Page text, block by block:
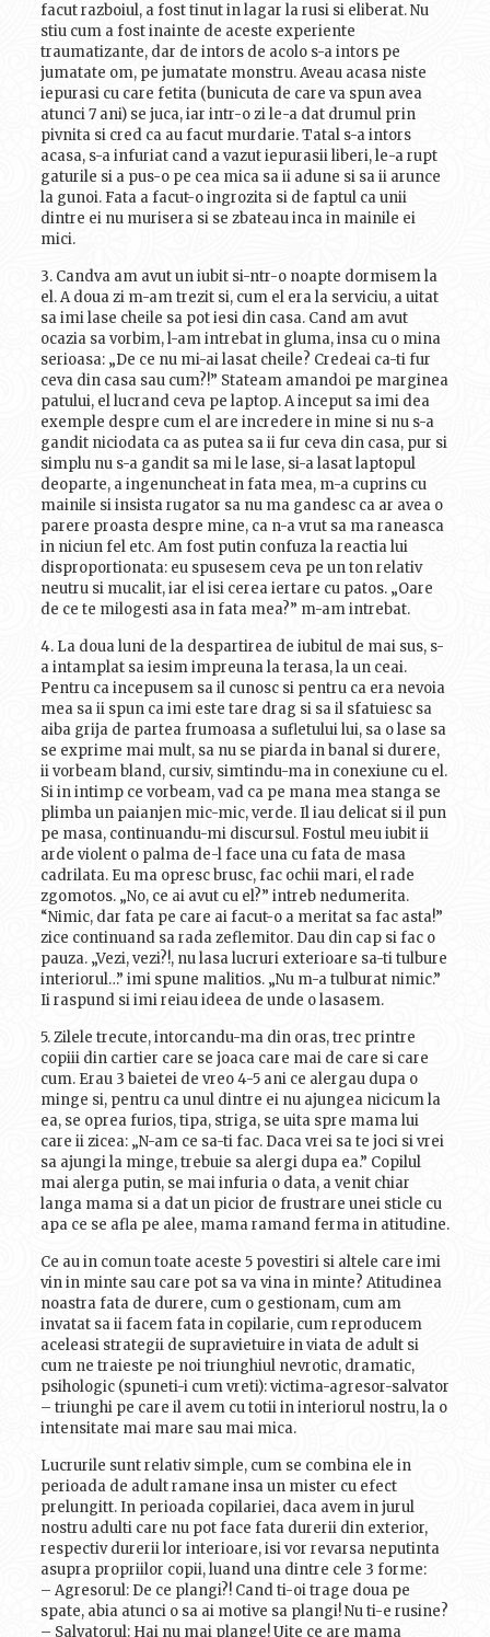
facut razboiul, a fost tinut in lagar la rusi si eliberat. Nu
stiu cum a fost inainte de aceste experiente
traumatizante, dar de intors de acolo s-a intors pe
jumatate om, pe jumatate monstru. Aveau acasa niste
iepurasi cu care fetita (bunicuta de care va spun avea
atunci 7 ani) se juca, iar intr-o zi le-a dat drumul prin
pivnita si cred ca au facut murdarie. Tatal s-a intors
acasa, s-a infuriat cand a vazut iepurasii liberi, le-a rupt
gaturile si a pus-o pe cea mica sa ii adune si sa ii arunce
la gunoi. Fata a facut-o ingrozita si de faptul ca unii
dintre ei nu murisera si se zbateau inca in mainile ei
mici.
3. Candva am avut un iubit si-ntr-o noapte dormisem la
el. A doua zi m-am trezit si, cum el era la serviciu, a uitat
sa imi lase cheile sa pot iesi din casa. Cand am avut
ocazia sa vorbim, l-am intrebat in gluma, insa cu o mina
serioasa: „De ce nu mi-ai lasat cheile? Credeai ca-ti fur
ceva din casa sau cum?!” Stateam amandoi pe marginea
patului, el lucrand ceva pe laptop. A inceput sa imi dea
exemple despre cum el are incredere in mine si nu s-a
gandit niciodata ca as putea sa ii fur ceva din casa, pur si
simplu nu s-a gandit sa mi le lase, si-a lasat laptopul
deoparte, a ingenuncheat in fata mea, m-a cuprins cu
mainile si insista rugator sa nu ma gandesc ca ar avea o
parere proasta despre mine, ca n-a vrut sa ma raneasca
in niciun fel etc. Am fost putin confuza la reactia lui
disproportionata: eu spusesem ceva pe un ton relativ
neutru si mucalit, iar el isi cerea iertare cu patos. „Oare
de ce te milogesti asa in fata mea?” m-am intrebat.
4. La doua luni de la despartirea de iubitul de mai sus, s-
a intamplat sa iesim impreuna la terasa, la un ceai.
Pentru ca incepusem sa il cunosc si pentru ca era nevoia
mea sa ii spun ca imi este tare drag si sa il sfatuiesc sa
aiba grija de partea frumoasa a sufletului lui, sa o lase sa
se exprime mai mult, sa nu se piarda in banal si durere,
ii vorbeam bland, cursiv, simtindu-ma in conexiune cu el.
Si in intimp ce vorbeam, vad ca pe mana mea stanga se
plimba un paianjen mic-mic, verde. Il iau delicat si il pun
pe masa, continuandu-mi discursul. Fostul meu iubit ii
arde violent o palma de-l face una cu fata de masa
cadrilata. Eu ma opresc brusc, fac ochii mari, el rade
zgomotos. „No, ce ai avut cu el?” intreb nedumerita.
“Nimic, dar fata pe care ai facut-o a meritat sa fac asta!”
zice continuand sa rada zeflemitor. Dau din cap si fac o
pauza. „Vezi, vezi?!, nu lasa lucruri exterioare sa-ti tulbure
interiorul…” imi spune malitios. „Nu m-a tulburat nimic.”
Ii raspund si imi reiau ideea de unde o lasasem.
5. Zilele trecute, intorcandu-ma din oras, trec printre
copiii din cartier care se joaca care mai de care si care
cum. Erau 3 baietei de vreo 4-5 ani ce alergau dupa o
minge si, pentru ca unul dintre ei nu ajungea nicicum la
ea, se oprea furios, tipa, striga, se uita spre mama lui
care ii zicea: „N-am ce sa-ti fac. Daca vrei sa te joci si vrei
sa ajungi la minge, trebuie sa alergi dupa ea.” Copilul
mai alerga putin, se mai infuria o data, a venit chiar
langa mama si a dat un picior de frustrare unei sticle cu
apa ce se afla pe alee, mama ramand ferma in atitudine.
Ce au in comun toate aceste 5 povestiri si altele care imi
vin in minte sau care pot sa va vina in minte? Atitudinea
noastra fata de durere, cum o gestionam, cum am
invatat sa ii facem fata in copilarie, cum reproducem
aceleasi strategii de supravietuire in viata de adult si
cum ne traieste pe noi triunghiul nevrotic, dramatic,
psihologic (spuneti-i cum vreti): victima-agresor-salvator
– triunghi pe care il avem cu totii in interiorul nostru, la o
intensitate mai mare sau mai mica.
Lucrurile sunt relativ simple, cum se combina ele in
perioada de adult ramane insa un mister cu efect
prelungitt. In perioada copilariei, daca avem in jurul
nostru adulti care nu pot face fata durerii din exterior,
respectiv durerii lor interioare, isi vor revarsa neputinta
asupra propriilor copii, luand una dintre cele 3 forme:
– Agresorul: De ce plangi?! Cand ti-oi trage doua pe
spate, abia atunci o sa ai motive sa plangi! Nu ti-e rusine?
– Salvatorul: Hai nu mai plange! Uite ce are mama